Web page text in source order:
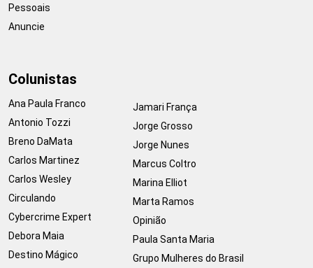
Pessoais
Anuncie
Colunistas
Ana Paula Franco
Antonio Tozzi
Breno DaMata
Carlos Martinez
Carlos Wesley
Circulando
Cybercrime Expert
Debora Maia
Destino Mágico
Jamari França
Jorge Grosso
Jorge Nunes
Marcus Coltro
Marina Elliot
Marta Ramos
Opinião
Paula Santa Maria
Grupo Mulheres do Brasil